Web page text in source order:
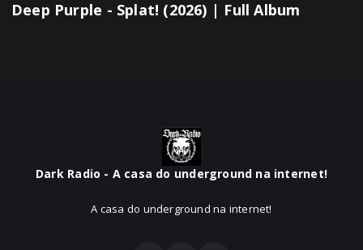
Deep Purple - Splat! (2026) | Full Album
Dark Radio - A casa do underground na internet!
A casa do underground na internet!